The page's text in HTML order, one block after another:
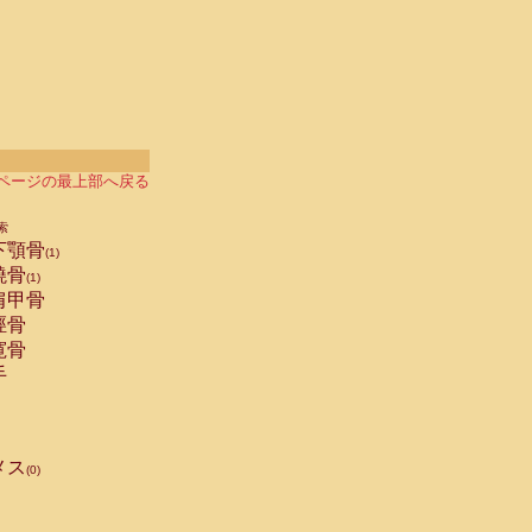
ージの最上部へ戻る
顎骨(1)
骨(1)
甲骨
骨
骨
ス(0)